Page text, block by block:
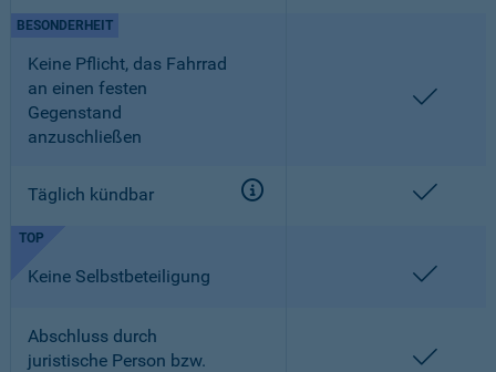
Keine Pflicht, das Fahrrad
an einen festen
Gegenstand
anzuschließen
BESONDERHEIT
Täglich kündbar
TOP
Keine Selbstbeteiligung
Abschluss durch
juristische Person bzw.